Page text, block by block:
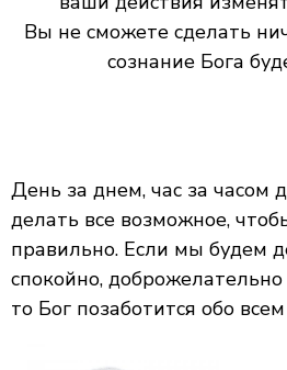
Вы не сможете сделать
сознание Бога
День за днем, час за часом
делать все возможное,
правильно. Если мы будем
спокойно,
то Бог позаботится обо